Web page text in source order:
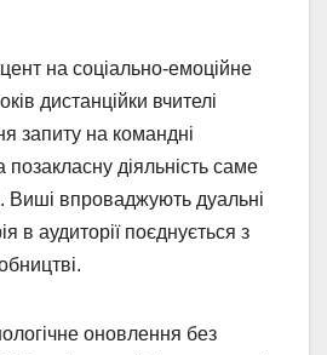
на соціально-емоційне
дистанційки вчителі
запиту на командні
позакласну діяльність саме
Виші впроваджують дуальні
в аудиторії поєднується з
оновлення без